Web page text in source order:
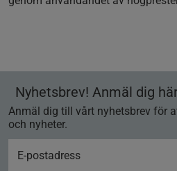
Nyhetsbrev! Anmäl dig
Anmäl dig till vårt nyhetsbrev för
och nyheter.